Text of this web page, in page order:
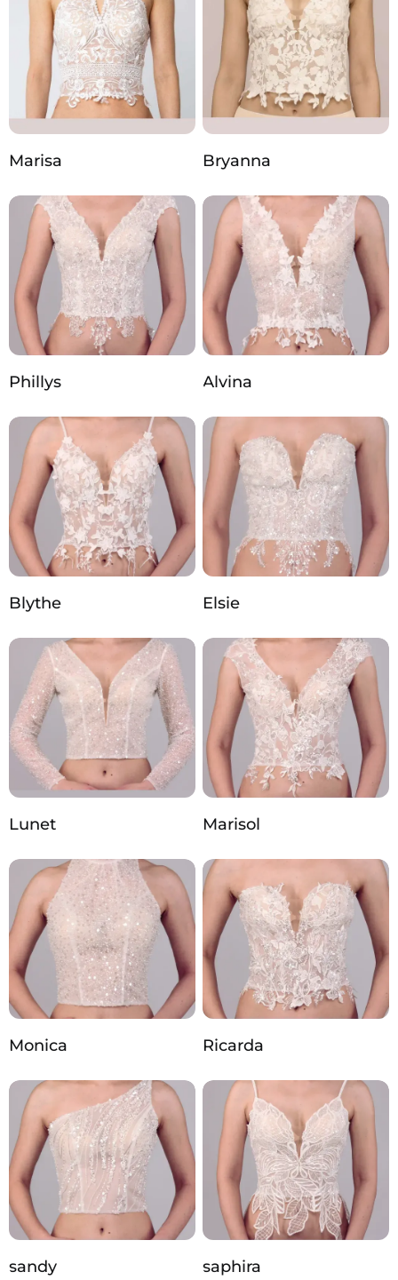
Marisa Bryanna
Phillys Alvina
Blythe Elsie
Lunet Marisol
Monica Ricarda
sandy saphira